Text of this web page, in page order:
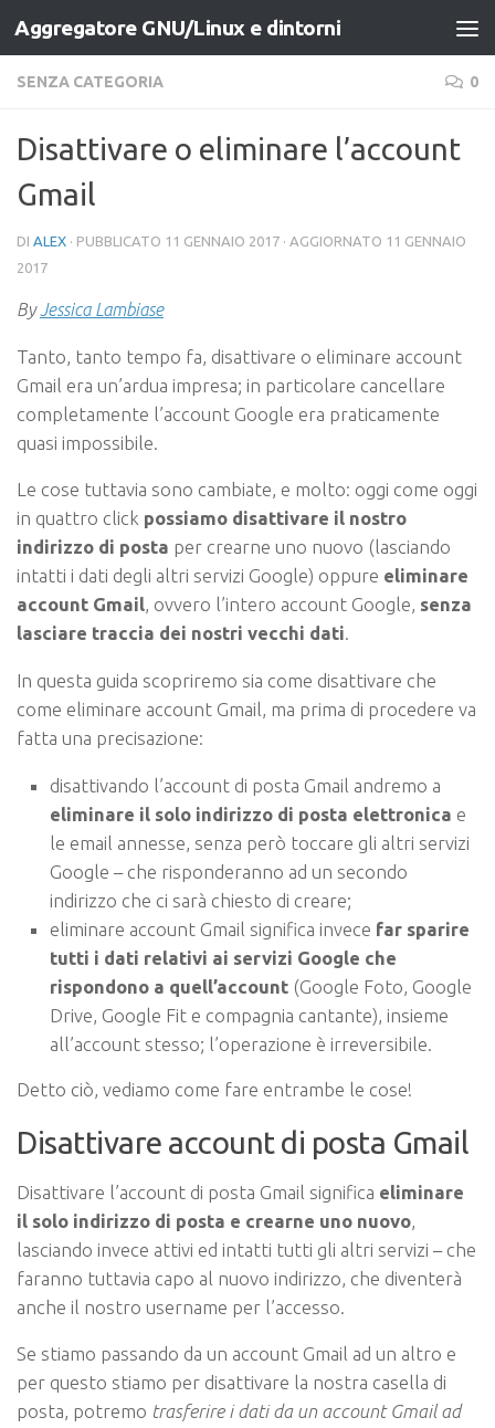
Salta al contenuto
Aggregatore GNU/Linux e dintorni
SENZA CATEGORIA 0
Disattivare o eliminare l’account
Gmail
DI ALEX · PUBBLICATO 11 GENNAIO 2017 · AGGIORNATO 11 GENNAIO
2017
ByJessica Lambiase
Tanto, tanto tempo fa, disattivare o eliminare account
Gmail era un’ardua impresa; in particolare cancellare
completamente l’account Google era praticamente
quasi impossibile.
Le cose tuttavia sono cambiate, e molto: oggi come oggi
in quattro click possiamo disattivare il nostro
indirizzo di posta per crearne uno nuovo (lasciando
intatti i dati degli altri servizi Google) oppure eliminare
account Gmail, ovvero l’intero account Google, senza
lasciare traccia dei nostri vecchi dati.
In questa guida scopriremo sia come disattivare che
come eliminare account Gmail, ma prima di procedere va
fatta una precisazione:
disattivando l’account di posta Gmail andremo a
eliminare il solo indirizzo di posta elettronica e
le email annesse, senza però toccare gli altri servizi
Google – che risponderanno ad un secondo
indirizzo che ci sarà chiesto di creare;
eliminare account Gmail significa invece far sparire
tutti i dati relativi ai servizi Google che
rispondono a quell’account (Google Foto, Google
Drive, Google Fit e compagnia cantante), insieme
all’account stesso; l’operazione è irreversibile.
Detto ciò, vediamo come fare entrambe le cose!
Disattivare account di posta Gmail
Disattivare l’account di posta Gmail significa eliminare
il solo indirizzo di posta e crearne uno nuovo
lasciando invece attivi ed intatti tutti gli altri servizi – che
faranno tuttavia capo al nuovo indirizzo, che diventerà
anche il nostro username per l’accesso.
Se stiamo passando da un account Gmail ad un altro e
per questo stiamo per disattivare la nostra casella di
posta, potremo trasferire i dati da un account Gmail ad